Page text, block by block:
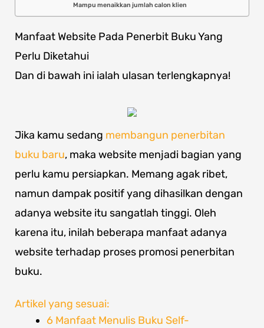
Mampu menaikkan jumlah calon klien
Manfaat Website Pada Penerbit Buku Yang
Perlu Diketahui
Dan di bawah ini ialah ulasan terlengkapnya!
Jika kamu sedang membangun penerbitan
buku baru, maka website menjadi bagian yang
perlu kamu persiapkan. Memang agak ribet,
namun dampak positif yang dihasilkan dengan
adanya website itu sangatlah tinggi. Oleh
karena itu, inilah beberapa manfaat adanya
website terhadap proses promosi penerbitan
buku.
Artikel yang sesuai:
6 Manfaat Menulis Buku Self-